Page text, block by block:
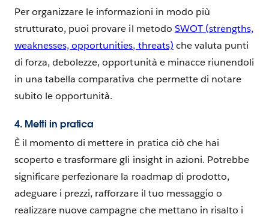
Per organizzare le informazioni in modo più
strutturato, puoi provare il metodo SWOT (strengths,
weaknesses, opportunities, threats) che valuta punti
di forza, debolezze, opportunità e minacce riunendoli
in una tabella comparativa che permette di notare
subito le opportunità.
4. Metti in pratica
È il momento di mettere in pratica ciò che hai
scoperto e trasformare gli insight in azioni. Potrebbe
significare perfezionare la roadmap di prodotto,
adeguare i prezzi, rafforzare il tuo messaggio o
realizzare nuove campagne che mettano in risalto i